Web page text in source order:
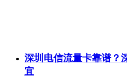
深圳电信流量卡靠谱？
宜